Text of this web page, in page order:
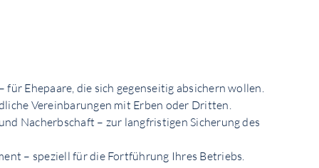
für Ehepaare, die sich gegenseitig absichern wollen.
Vereinbarungen mit Erben oder Dritten.
Nacherbschaft – zur langfristigen Sicherung des
– speziell für die Fortführung Ihres Betriebs.